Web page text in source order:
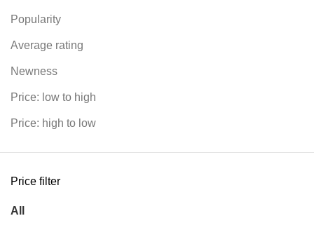
Popularity
Average rating
Newness
Price: low to high
Price: high to low
Price filter
All